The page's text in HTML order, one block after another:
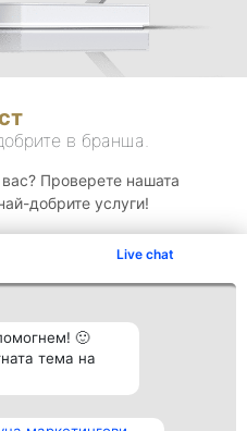
Live chat
🙂
тема на
в бранша.
Проверете нашата
добрите услуги!